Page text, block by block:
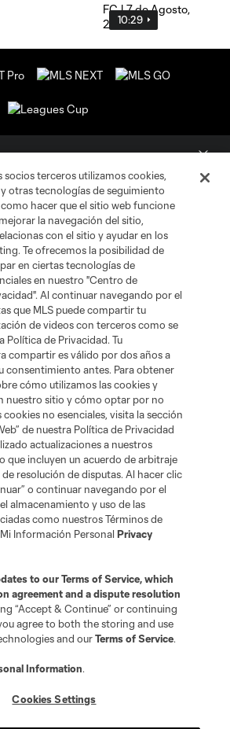
10:29
de privacidad
No vender mi información
de la Major League Soccer y MLS son
Soccer, L.L.C. (“MLS”). Los nombres y logos
están registrados y son marcas bajo ley común
el permiso de sus propietarios. Uso
socios terceros utilizamos cookies,
y otras tecnologías de seguimiento
hacer que el sitio web funcione
la navegación del sitio,
con el sitio y ayudar en los
Te ofrecemos la posibilidad de
en ciertas tecnologías de
en nuestro "Centro de
Al continuar navegando por el
que MLS puede compartir tu
de videos con terceros como se
Política de Privacidad. Tu
compartir es válido por dos años a
consentimiento antes. Para obtener
cómo utilizamos las cookies y
nuestro sitio y cómo optar por no
no esenciales, visita la sección
de nuestra Política de Privacidad
actualizaciones a nuestros
que incluyen un acuerdo de arbitraje
resolución de disputas. Al hacer clic
o continuar navegando por el
almacenamiento y uso de las
como nuestros Términos de
Información PersonalPrivacy
to ourTerms of Service, which
agreement and a dispute resolution
“Accept & Continue” or continuing
agree to both the storing and use
and ourTerms of Service.
Information.
Cookies Settings